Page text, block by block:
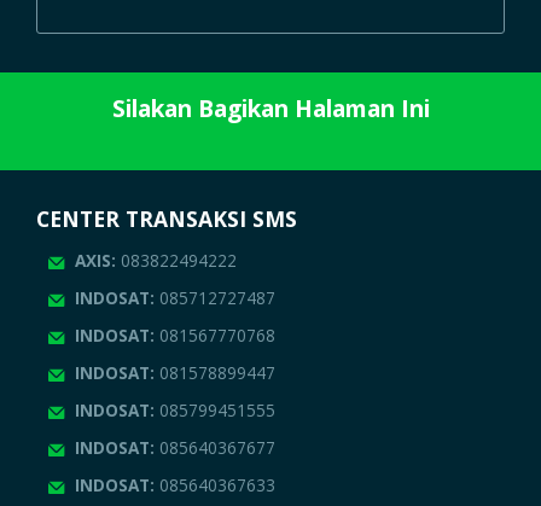
Silakan Bagikan Halaman Ini
CENTER TRANSAKSI SMS
AXIS: 083822494222
INDOSAT: 085712727487
INDOSAT: 081567770768
INDOSAT: 081578899447
INDOSAT: 085799451555
INDOSAT: 085640367677
INDOSAT: 085640367633